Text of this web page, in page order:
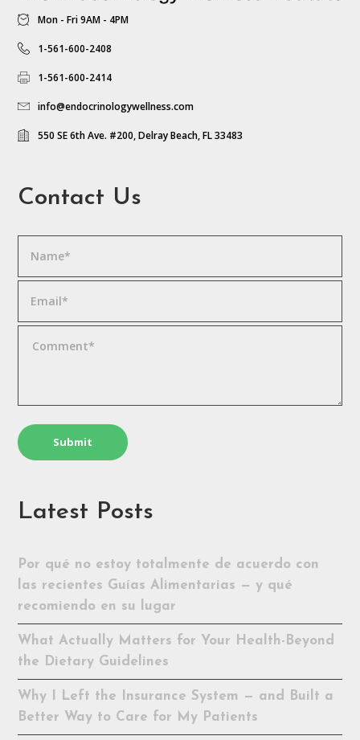
Mon - Fri 9AM - 4PM
1-561-600-2408
1-561-600-2414
info@endocrinologywellness.com
550 SE 6th Ave. #200, Delray Beach, FL 33483
Contact Us
Latest Posts
Por qué no estoy totalmente de acuerdo con
las recientes Guías Alimentarias — y qué
recomiendo en su lugar
What Actually Matters for Your Health-Beyond
the Dietary Guidelines
Why I Left the Insurance System — and Built a
Better Way to Care for My Patients